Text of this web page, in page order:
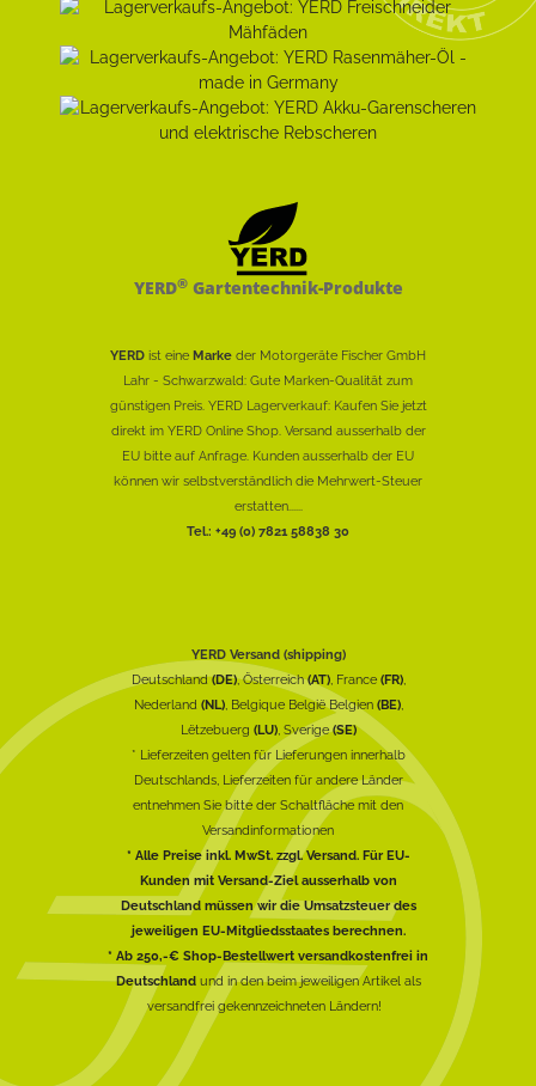
YERD®Gartentechnik-Produkte
YERD ist eine Marke der Motorgeräte Fischer GmbH
Lahr - Schwarzwald: Gute Marken-Qualität zum
günstigen Preis. YERD Lagerverkauf: Kaufen Sie jetzt
direkt im YERD Online Shop. Versand ausserhalb der
EU bitte auf Anfrage. Kunden ausserhalb der EU
können wir selbstverständlich die Mehrwert-Steuer
erstatten......
Tel.: +49 (0) 7821 58838 30
YERD Versand (shipping)
Deutschland(DE), Österreich(AT), France (FR),
Nederland (NL), Belgique België Belgien (BE),
Lëtzebuerg (LU), Sverige(SE)
* Lieferzeiten gelten für Lieferungen innerhalb
Deutschlands, Lieferzeiten für andere Länder
entnehmen Sie bitte der Schaltfläche mit den
Versandinformationen
* Alle Preise inkl. MwSt. zzgl. Versand. Für EU-
Kunden mit Versand-Ziel ausserhalb von
Deutschland müssen wir die Umsatzsteuer des
jeweiligen EU-Mitgliedsstaates berechnen.
* Ab 250,-€ Shop-Bestellwert versandkostenfrei in
Deutschlandund in den beim jeweiligen Artikel als
versandfrei gekennzeichneten Ländern!